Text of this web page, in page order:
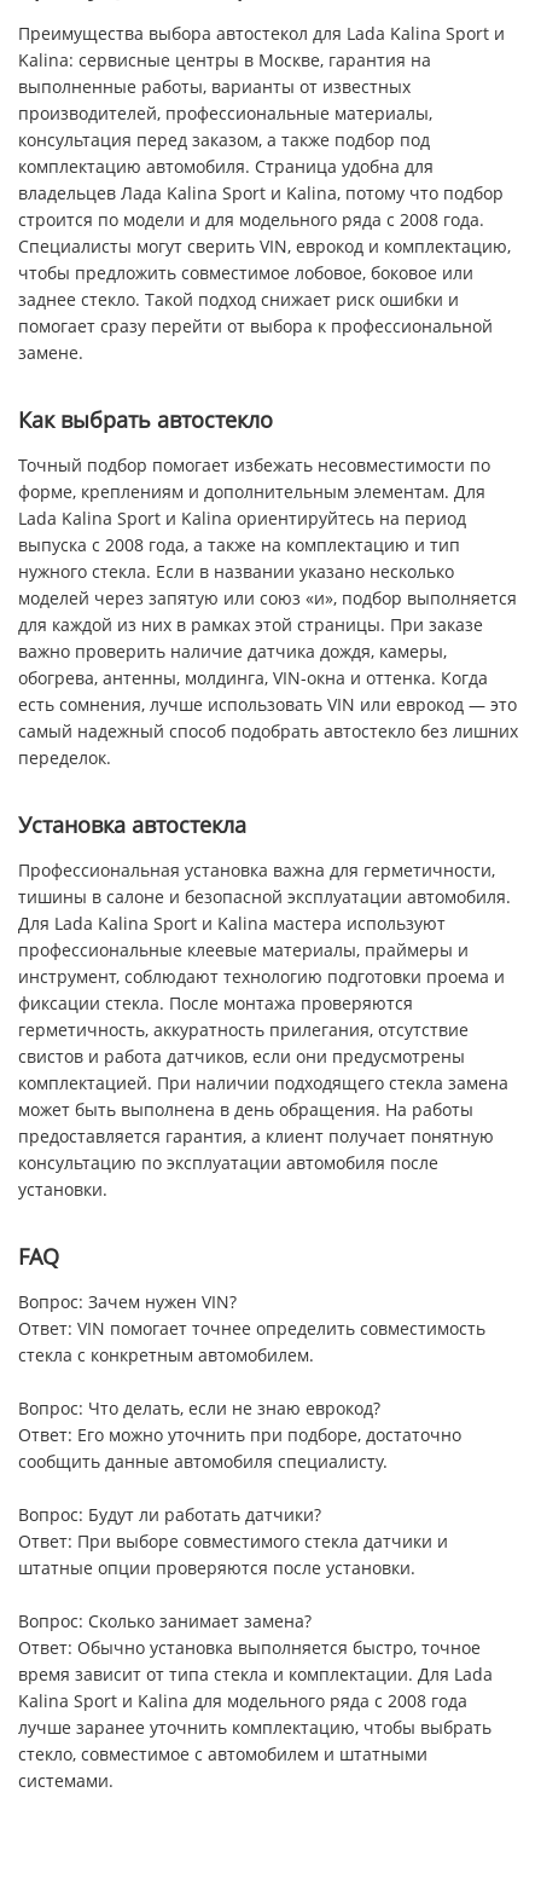
Преимущества выбора автостекол для Lada Kalina Sport и
Kalina: сервисные центры в Москве, гарантия на
выполненные работы, варианты от известных
производителей, профессиональные материалы,
консультация перед заказом, а также подбор под
комплектацию автомобиля. Страница удобна для
владельцев Лада Kalina Sport и Kalina, потому что подбор
строится по модели и для модельного ряда с 2008 года.
Специалисты могут сверить VIN, еврокод и комплектацию,
чтобы предложить совместимое лобовое, боковое или
заднее стекло. Такой подход снижает риск ошибки и
помогает сразу перейти от выбора к профессиональной
замене.
Как выбрать автостекло
Точный подбор помогает избежать несовместимости по
форме, креплениям и дополнительным элементам. Для
Lada Kalina Sport и Kalina ориентируйтесь на период
выпуска с 2008 года, а также на комплектацию и тип
нужного стекла. Если в названии указано несколько
моделей через запятую или союз «и», подбор выполняется
для каждой из них в рамках этой страницы. При заказе
важно проверить наличие датчика дождя, камеры,
обогрева, антенны, молдинга, VIN-окна и оттенка. Когда
есть сомнения, лучше использовать VIN или еврокод — это
самый надежный способ подобрать автостекло без лишних
переделок.
Установка автостекла
Профессиональная установка важна для герметичности,
тишины в салоне и безопасной эксплуатации автомобиля.
Для Lada Kalina Sport и Kalina мастера используют
профессиональные клеевые материалы, праймеры и
инструмент, соблюдают технологию подготовки проема и
фиксации стекла. После монтажа проверяются
герметичность, аккуратность прилегания, отсутствие
свистов и работа датчиков, если они предусмотрены
комплектацией. При наличии подходящего стекла замена
может быть выполнена в день обращения. На работы
предоставляется гарантия, а клиент получает понятную
консультацию по эксплуатации автомобиля после
установки.
FAQ
Вопрос: Зачем нужен VIN?
Ответ: VIN помогает точнее определить совместимость
стекла с конкретным автомобилем.
Вопрос: Что делать, если не знаю еврокод?
Ответ: Его можно уточнить при подборе, достаточно
сообщить данные автомобиля специалисту.
Вопрос: Будут ли работать датчики?
Ответ: При выборе совместимого стекла датчики и
штатные опции проверяются после установки.
Вопрос: Сколько занимает замена?
Ответ: Обычно установка выполняется быстро, точное
время зависит от типа стекла и комплектации. Для Lada
Kalina Sport и Kalina для модельного ряда с 2008 года
лучше заранее уточнить комплектацию, чтобы выбрать
стекло, совместимое с автомобилем и штатными
системами.